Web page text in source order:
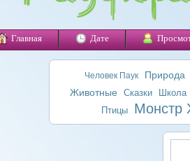
Главная Дате
Человек Паук
Природа
Животные
Сказки
Школа
Птицы
Монстр